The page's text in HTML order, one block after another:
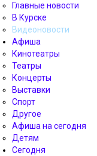
Главные новости
В Курске
Видеоновости
Афиша
Кинотеатры
Театры
Концерты
Выставки
Спорт
Другое
Афиша на сегодня
Детям
Сегодня